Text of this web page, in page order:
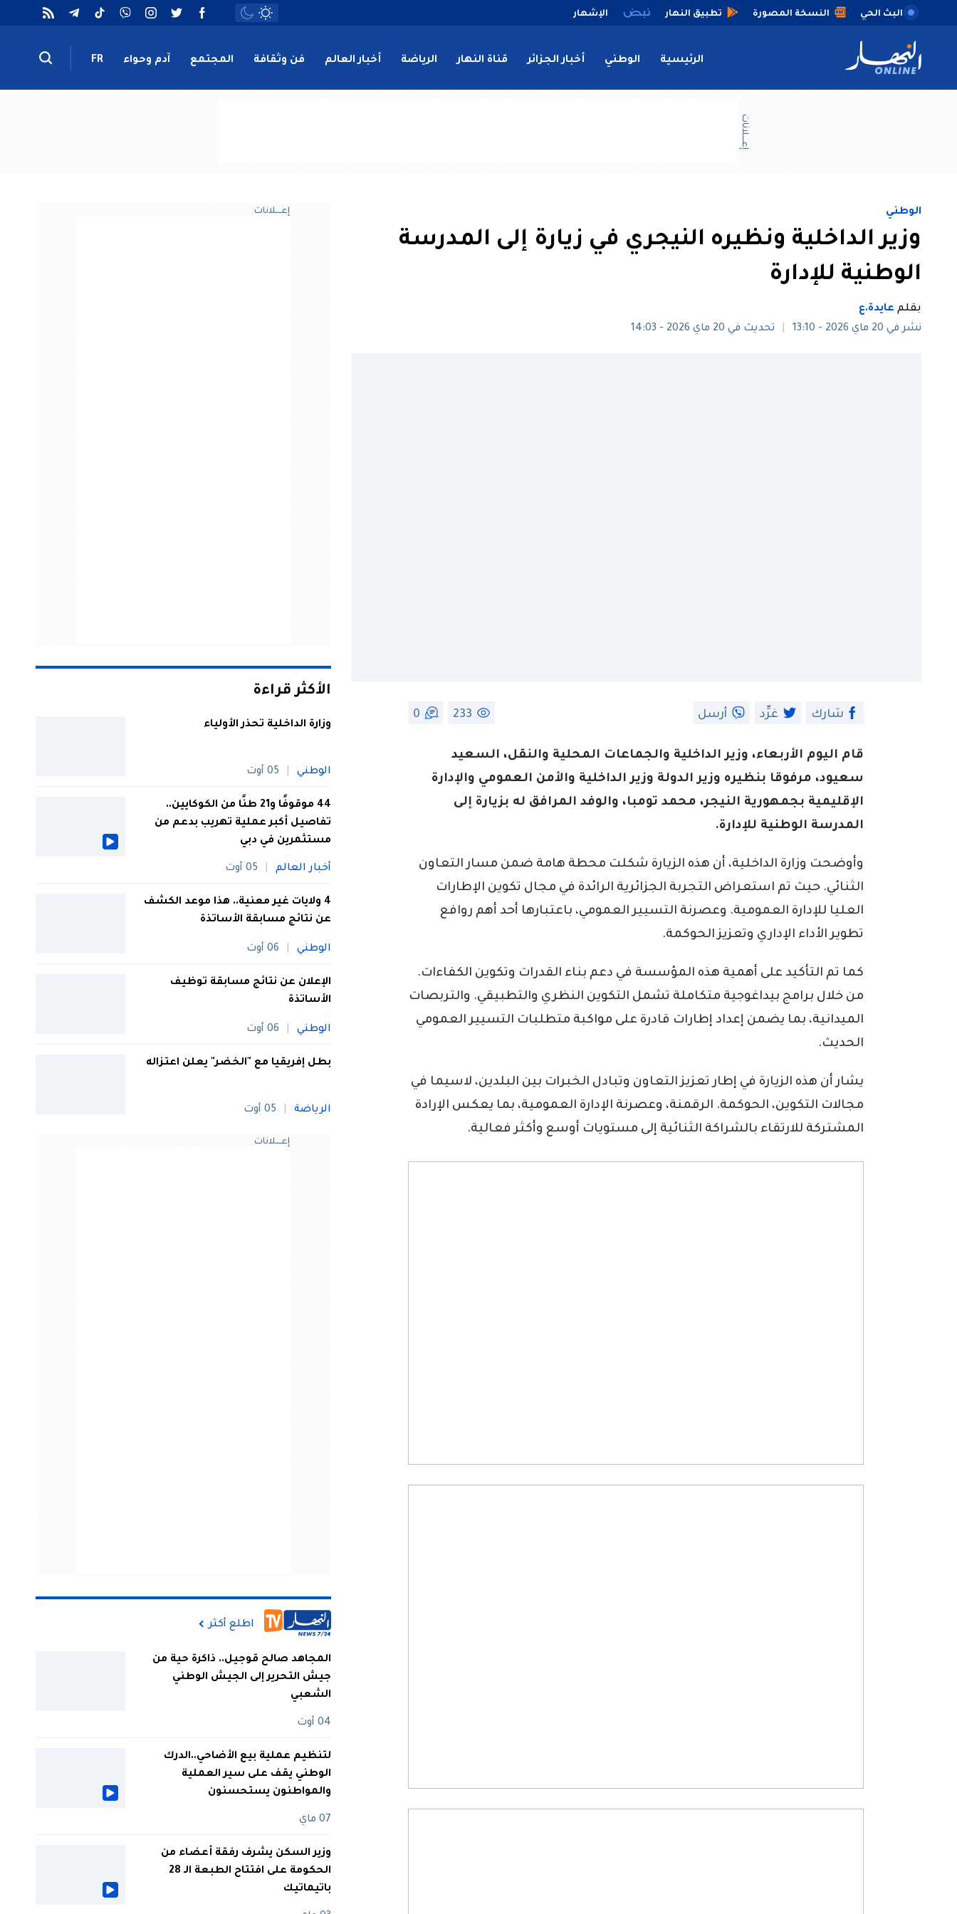
البث الحي النسخة المصورة تطبيق النهار الإشهار
الرئيسية الوطني أخبار الجزائر قناة النهار الرياضة أخبار العالم فن وثقافة المجتمع آدم وحواء FR
إعــــلانات
الوطني
وزير الداخلية ونظيره النيجري في زيارة إلى المدرسة
الوطنية للإدارة
بقلم عايدة.ع
نشر في 20 ماي 2026 - 13:10
تحديث في 20 ماي 2026 - 14:03
شارك غرِّد أرسل 233
0
قام اليوم الأربعاء، وزير الداخلية والجماعات المحلية والنقل، السعيد
سعيود، مرفوقا بنظيره وزير الدولة وزير الداخلية والأمن العمومي والإدارة
الإقليمية بجمهورية النيجر، محمد تومبا، والوفد المرافق له بزيارة إلى
المدرسة الوطنية للإدارة.
وأوضحت وزارة الداخلية، أن هذه الزيارة شكلت محطة هامة ضمن مسار التعاون
الثنائي. حيث تم استعراض التجربة الجزائرية الرائدة في مجال تكوين الإطارات
العليا للإدارة العمومية. وعصرنة التسيير العمومي، باعتبارها أحد أهم روافع
تطوير الأداء الإداري وتعزيز الحوكمة.
كما تم التأكيد على أهمية هذه المؤسسة في دعم بناء القدرات وتكوين الكفاءات.
من خلال برامج بيداغوجية متكاملة تشمل التكوين النظري والتطبيقي. والتربصات
الميدانية، بما يضمن إعداد إطارات قادرة على مواكبة متطلبات التسيير العمومي
الحديث.
يشار أن هذه الزيارة في إطار تعزيز التعاون وتبادل الخبرات بين البلدين، لاسيما في
مجالات التكوين، الحوكمة. الرقمنة، وعصرنة الإدارة العمومية، بما يعكس الإرادة
المشتركة للارتقاء بالشراكة الثنائية إلى مستويات أوسع وأكثر فعالية.
إعــــلانات
الأكثر قراءة
وزارة الداخلية تحذر الأولياء
الوطني 05 أوت
44 موقوفًا و21 طنًا من الكوكايين..
تفاصيل أكبر عملية تهريب بدعم من
مستثمرين في دبي
أخبار العالم 05 أوت
4 ولايات غير معنية.. هذا موعد الكشف
عن نتائج مسابقة الأساتذة
الوطني 06 أوت
الإعلان عن نتائج مسابقة توظيف
الأساتذة
الوطني 06 أوت
بطل إفريقيا مع "الخضر" يعلن اعتزاله
الرياضة 05 أوت
إعــــلانات
اطلع أكثر
المجاهد صالح قوجيل.. ذاكرة حية من
جيش التحرير إلى الجيش الوطني
الشعبي
04 أوت
لتنظيم عملية بيع الأضاحي..الدرك
الوطني يقف على سير العملية
والمواطنون يستحسنون
07 ماي
وزير السكن يشرف رفقة أعضاء من
الحكومة على افتتاح الطبعة الـ 28
باتيماتيك